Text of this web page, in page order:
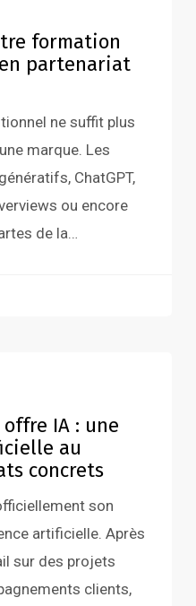
formation
en partenariat
ne suffit plus
marque. Les
ChatGPT,
ou encore
de la…
offre IA : une
au
concrets
son
artificielle. Après
sur des projets
clients,